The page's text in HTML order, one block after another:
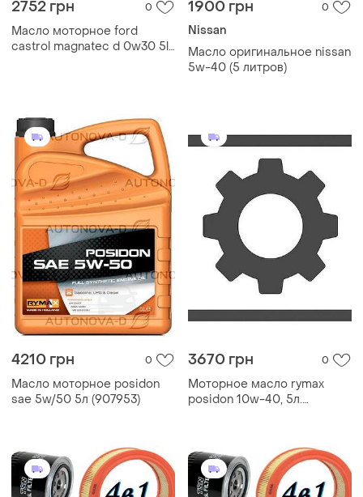
2752 грн 0
Масло моторное ford
castrol magnatec d 0w30 5l,
1900 грн 0
Nissan
Масло оригинальное nissan
5w-40 (5 литров)
4210 грн 0
Масло моторное posidon
sae 5w/50 5л (907953)
3670 грн 0
Моторное масло rymax
posidon 10w-40, 5л.